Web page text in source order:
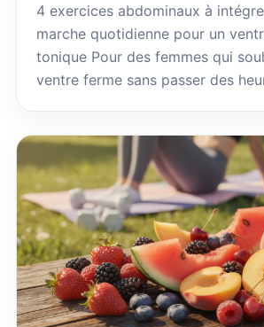
4 exercices abdominaux à
marche quotidienne pour un
tonique Pour des femmes qui
ventre ferme sans passer des